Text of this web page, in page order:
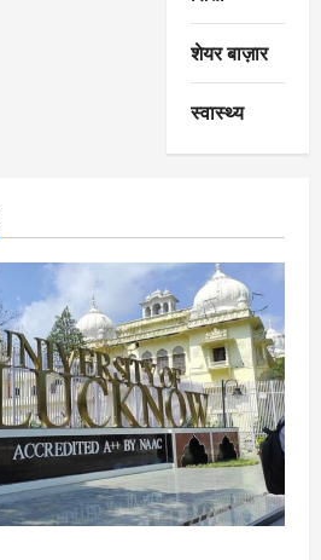
शेयर बाज़ार
स्वास्थ्य